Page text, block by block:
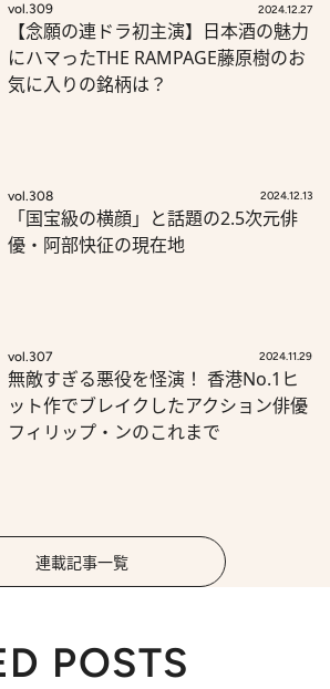
vol.309 2024.12.27
【念願の連ドラ初主演】日本酒の魅力
にハマったTHE RAMPAGE藤原樹のお
気に入りの銘柄は？
vol.308 2024.12.13
「国宝級の横顔」と話題の2.5次元俳
優・阿部快征の現在地
vol.307 2024.11.29
無敵すぎる悪役を怪演！ 香港No.1ヒ
ット作でブレイクしたアクション俳優
フィリップ・ンのこれまで
連載記事一覧
POSTS